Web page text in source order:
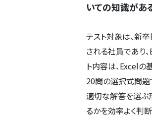
いての知識があ
テスト対象は、新
される社員であり
ト内容は、Excel
20問の選択式問題
適切な解答を選ぶ
るかを効率よく判